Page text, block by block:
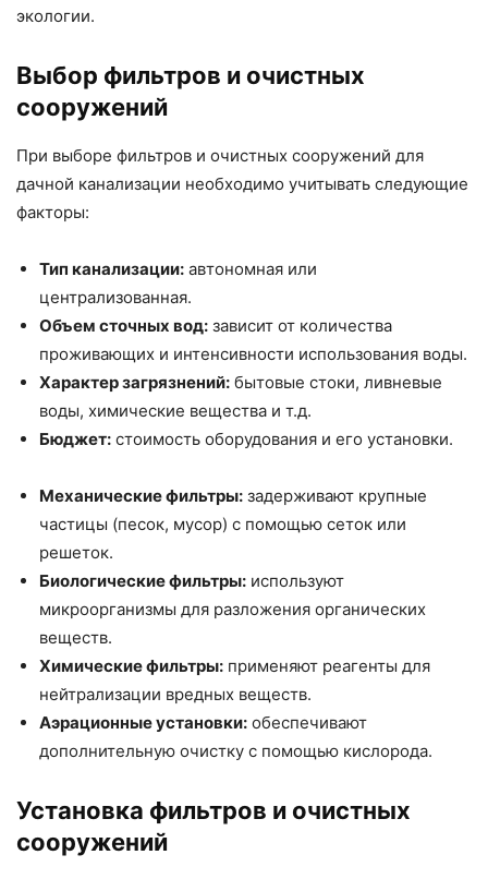
экологии.
Выбор фильтров и очистных
сооружений
При выборе фильтров и очистных сооружений для
дачной канализации необходимо учитывать следующие
факторы:
Тип канализации: автономная или
централизованная.
Объем сточных вод: зависит от количества
проживающих и интенсивности использования воды.
Характер загрязнений: бытовые стоки, ливневые
воды, химические вещества и т.д.
Бюджет: стоимость оборудования и его установки.
Механические фильтры: задерживают крупные
частицы (песок, мусор) с помощью сеток или
решеток.
Биологические фильтры: используют
микроорганизмы для разложения органических
веществ.
Химические фильтры: применяют реагенты для
нейтрализации вредных веществ.
Аэрационные установки: обеспечивают
дополнительную очистку с помощью кислорода.
Установка фильтров и очистных
сооружений